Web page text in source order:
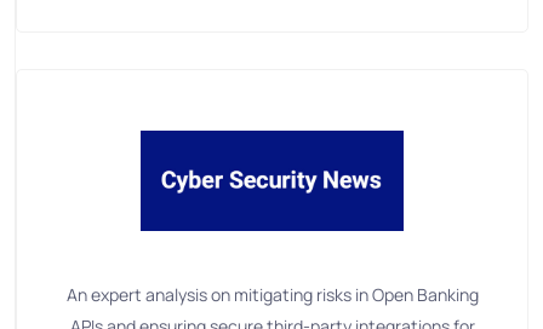
An expert analysis on mitigating risks in Open Banking